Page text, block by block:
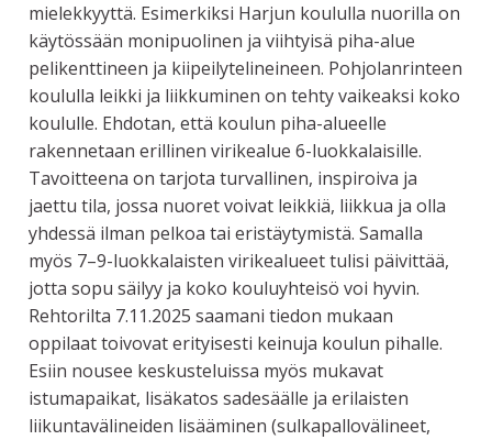
mielekkyyttä. Esimerkiksi Harjun koululla nuorilla on
käytössään monipuolinen ja viihtyisä piha-alue
pelikenttineen ja kiipeilytelineineen. Pohjolanrinteen
koululla leikki ja liikkuminen on tehty vaikeaksi koko
koululle. Ehdotan, että koulun piha-alueelle
rakennetaan erillinen virikealue 6-luokkalaisille.
Tavoitteena on tarjota turvallinen, inspiroiva ja
jaettu tila, jossa nuoret voivat leikkiä, liikkua ja olla
yhdessä ilman pelkoa tai eristäytymistä. Samalla
myös 7–9-luokkalaisten virikealueet tulisi päivittää,
jotta sopu säilyy ja koko kouluyhteisö voi hyvin.
Rehtorilta 7.11.2025 saamani tiedon mukaan
oppilaat toivovat erityisesti keinuja koulun pihalle.
Esiin nousee keskusteluissa myös mukavat
istumapaikat, lisäkatos sadesäälle ja erilaisten
liikuntavälineiden lisääminen (sulkapallovälineet,